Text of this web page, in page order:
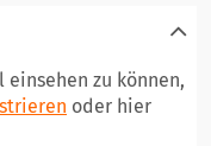
zu können,
oder hier